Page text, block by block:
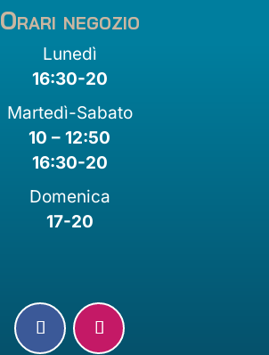
Orari negozio
Lunedì
16:30-20
Martedì-Sabato
10 – 12:50
16:30-20
Domenica
17-20